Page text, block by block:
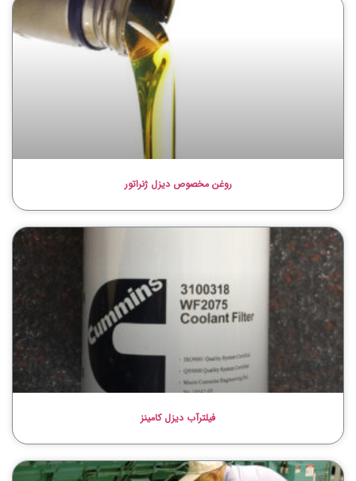
روغن مخصوص دیزل ژنراتور
فیلترآب دیزل کامینز